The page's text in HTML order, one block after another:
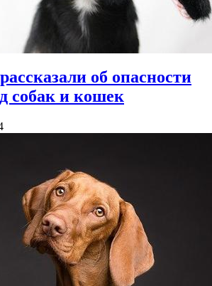
об опасности
собак и кошек